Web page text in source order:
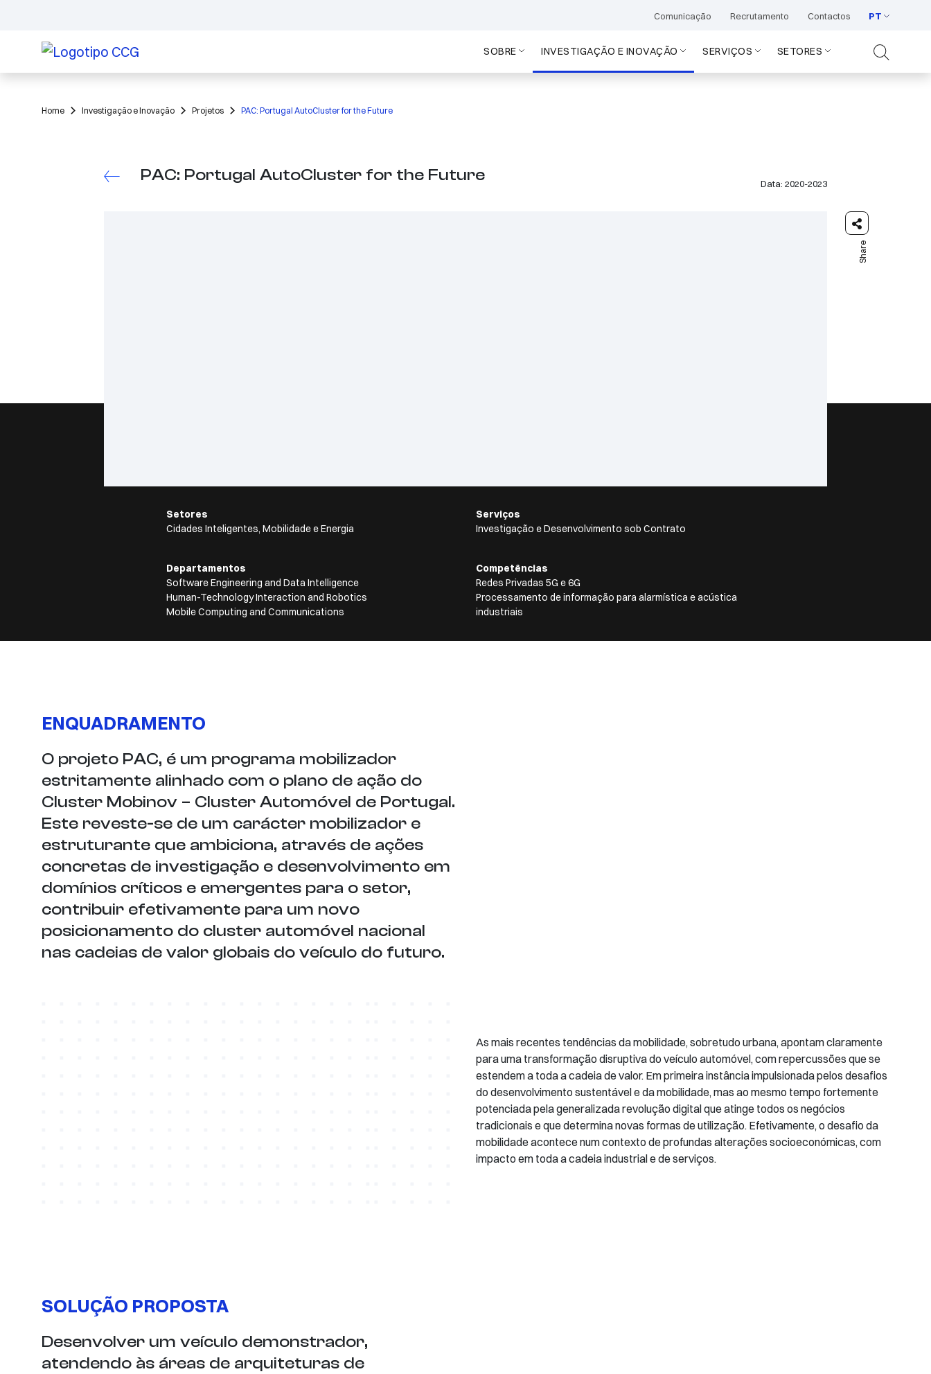
Comunicação Recrutamento Contactos PT
SOBRE INVESTIGAÇÃO E INOVAÇÃO SERVIÇOS SETORES
Home Investigação e Inovação Projetos PAC: Portugal AutoCluster for the Future
PAC: Portugal AutoCluster for the Future Data: 2020-2023
Share
Setores
Cidades Inteligentes, Mobilidade e Energia
Serviços
Investigação e Desenvolvimento sob Contrato
Departamentos
Software Engineering and Data Intelligence
Human-Technology Interaction and Robotics
Mobile Computing and Communications
Competências
Redes Privadas 5G e 6G
Processamento de informação para alarmística e acústica
industriais
ENQUADRAMENTO
O projeto PAC, é um programa mobilizador
estritamente alinhado com o plano de ação do
Cluster Mobinov – Cluster Automóvel de Portugal.
Este reveste-se de um carácter mobilizador e
estruturante que ambiciona, através de ações
concretas de investigação e desenvolvimento em
domínios críticos e emergentes para o setor,
contribuir efetivamente para um novo
posicionamento do cluster automóvel nacional
nas cadeias de valor globais do veículo do futuro.
As mais recentes tendências da mobilidade, sobretudo urbana, apontam claramente
para uma transformação disruptiva do veículo automóvel, com repercussões que se
estendem a toda a cadeia de valor. Em primeira instância impulsionada pelos desafios
do desenvolvimento sustentável e da mobilidade, mas ao mesmo tempo fortemente
potenciada pela generalizada revolução digital que atinge todos os negócios
tradicionais e que determina novas formas de utilização. Efetivamente, o desafio da
mobilidade acontece num contexto de profundas alterações socioeconómicas, com
impacto em toda a cadeia industrial e de serviços.
SOLUÇÃO PROPOSTA
Desenvolver um veículo demonstrador,
atendendo às áreas de arquiteturas de